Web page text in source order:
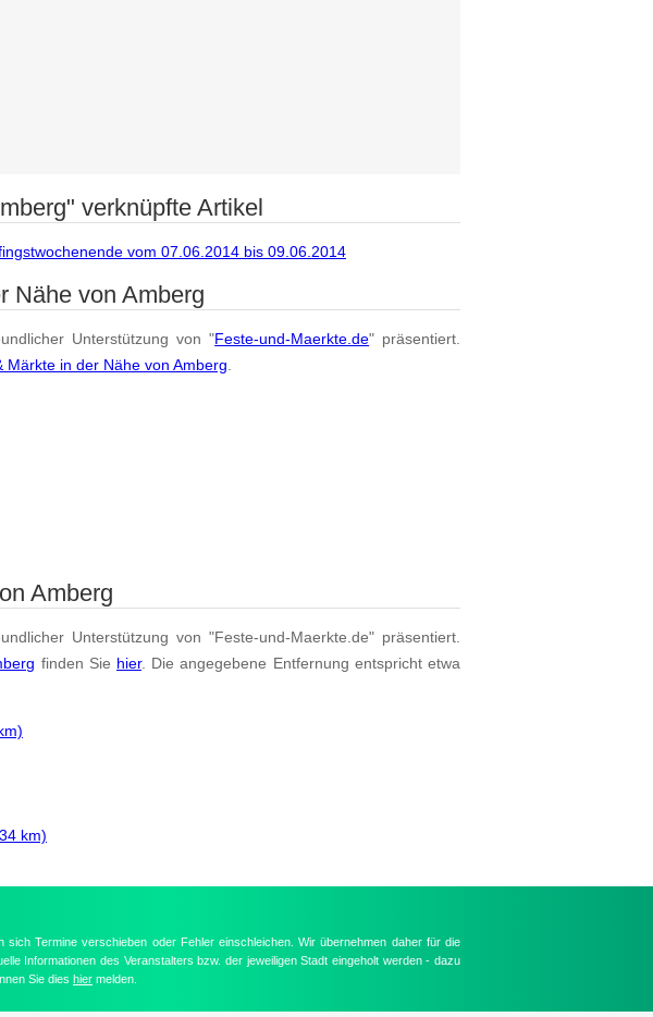
verknüpfte Artikel
vom 07.06.2014 bis 09.06.2014
Nähe von Amberg
Unterstützung von "Feste-und-Maerkte.de" präsentiert.
Märkte in der Nähe von Amberg
Amberg
Unterstützung von "Feste-und-Maerkte.de" präsentiert.
finden Sie hier. Die angegebene Entfernung entspricht etwa
km)
Termine verschieben oder Fehler einschleichen. Wir übernehmen daher für die
Informationen des Veranstalters bzw. der jeweiligen Stadt eingeholt werden - dazu
Sie dies hier melden.